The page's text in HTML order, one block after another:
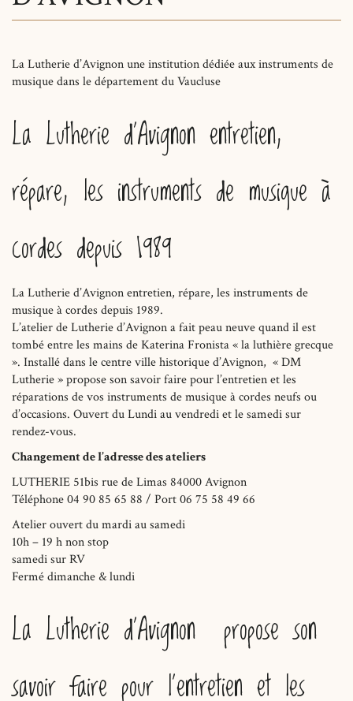
La Lutherie d’Avignon une institution dédiée aux instruments de
musique dans le département du Vaucluse
La Lutherie d’Avignon entretien,
répare, les instruments de musique à
cordes depuis 1989
La Lutherie d’Avignon entretien, répare, les instruments de
musique à cordes depuis 1989.
L’atelier de Lutherie d’Avignon a fait peau neuve quand il est
tombé entre les mains de Katerina Fronista « la luthière grecque
». Installé dans le centre ville historique d’Avignon, « DM
Lutherie » propose son savoir faire pour l’entretien et les
réparations de vos instruments de musique à cordes neufs ou
d’occasions. Ouvert du Lundi au vendredi et le samedi sur
rendez-vous.
Changement de l’adresse des ateliers
LUTHERIE 51bis rue de Limas 84000 Avignon
Téléphone 04 90 85 65 88 / Port 06 75 58 49 66
Atelier ouvert du mardi au samedi
10h – 19 h non stop
samedi sur RV
Fermé dimanche & lundi
La Lutherie d’Avignon propose son
savoir faire pour l’entretien et les